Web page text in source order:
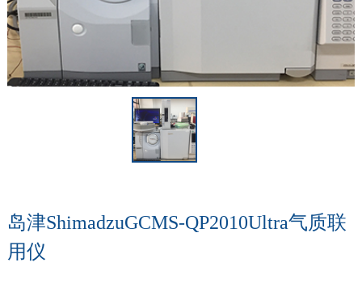
岛津ShimadzuGCMS-QP2010Ultra气质联
用仪